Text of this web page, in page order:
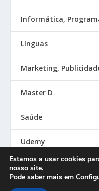
Informática,
Línguas
Marketing,
Master D
Saúde
Udemy
Designed by
Estamos a usar cookies
nosso site.
Pode saber mais em